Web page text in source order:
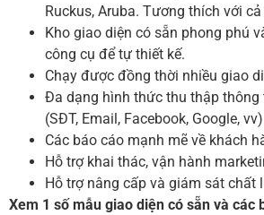
Ruckus, Aruba. Tương thích với
Kho giao diện có sẵn phong phú
công cụ để tự thiết kế.
Chạy được đồng thời nhiều giao
Đa dạng hình thức thu thập thông
(SĐT, Email, Facebook, Google, vv)
Các báo cáo mạnh mẽ về khách
Hỗ trợ khai thác, vận hành
Hỗ trợ nâng cấp và giám sát chất
Xem 1 số mẫu giao diện có sẵn và các